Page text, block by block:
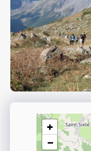
+
−